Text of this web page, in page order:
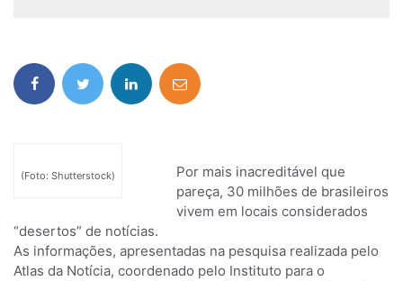
(Foto: Shutterstock)
Por mais inacreditável que
pareça, 30 milhões de brasileiros
vivem em locais considerados
“desertos” de notícias.
As informações, apresentadas na pesquisa realizada pelo
Atlas da Notícia, coordenado pelo Instituto para o